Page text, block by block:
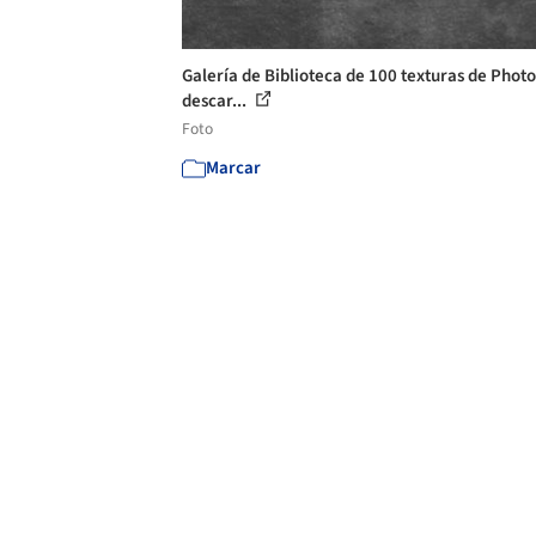
Galería de Biblioteca de 100 texturas de
descar...
Foto
Marcar